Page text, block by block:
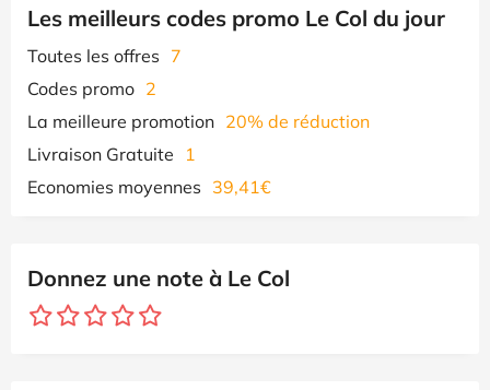
Les meilleurs codes promo Le Col du jour
Toutes les offres 7
Codes promo 2
La meilleure promotion 20% de réduction
Livraison Gratuite
1
Economies moyennes 39,41€
Donnez une note à Le Col